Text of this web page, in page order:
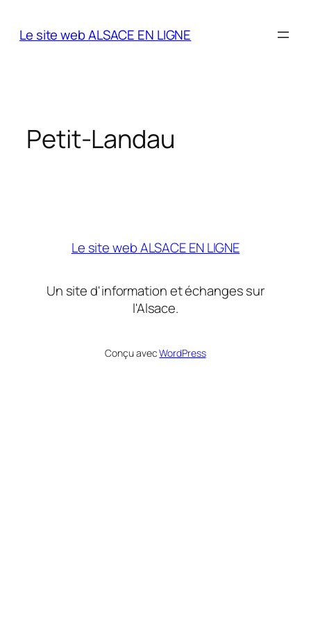
Le site web ALSACE EN LIGNE
Petit-Landau
Le site web ALSACE EN LIGNE
Un site d'information et échanges sur
l'Alsace.
Conçu avecWordPress